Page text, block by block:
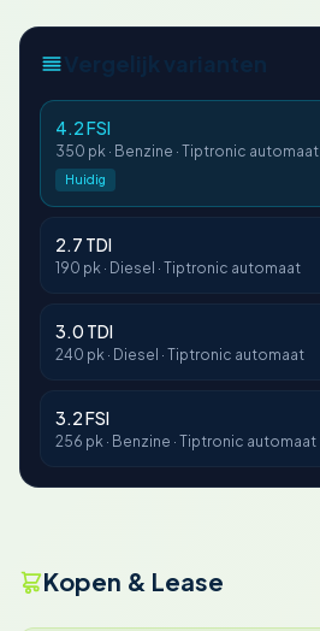
4.2 FSI
350 pk · Benzine · Tiptronic automaat
Huidig
2.7 TDI
190 pk · Diesel · Tiptronic automaat
3.0 TDI
240 pk · Diesel · Tiptronic automaat
3.2 FSI
256 pk · Benzine · Tiptronic automaat
Kopen & Lease